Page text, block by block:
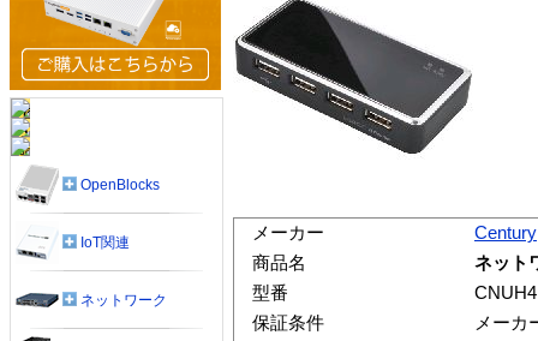
メーカー
Century
商品名
ネット
型番
保証条件
メーカ
OpenBlocks
IoT関連
ネットワーク